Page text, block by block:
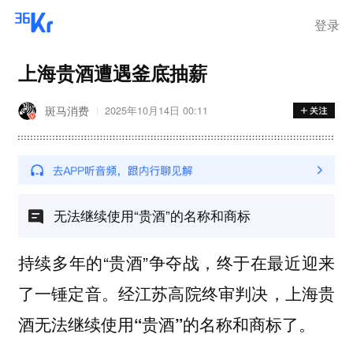
登录
上海贵酒遭遇釜底抽薪
斑马消费 2025年10月14日 00:11
无法继续使用“贵酒”的名称和商标
持续多年的“贵酒”争夺战，终于在最近迎来
了一锤定音。经江苏高院终审判决，
上海贵
酒无法继续使用“贵酒”的名称和商标了。